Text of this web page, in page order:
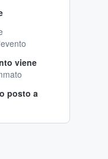
viene
posto a